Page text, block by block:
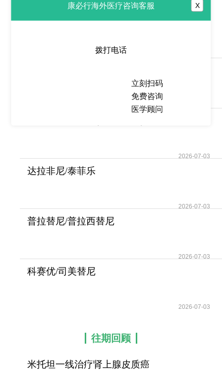
瑞普替尼
2026-07-03
达拉非尼/泰菲乐
2026-07-03
普拉替尼/普拉西替尼
2026-07-03
科赛优/司美替尼
2026-07-03
往期回顾
米托坦一线治疗肾上腺皮质癌
康必行海外医疗咨询客服 X
拨打电话
立刻扫码
免费咨询
医学顾问